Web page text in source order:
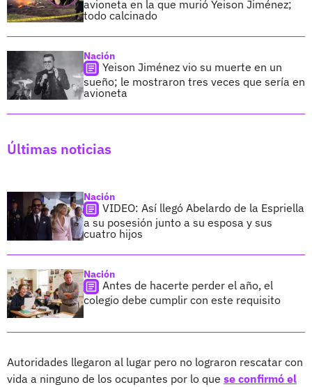
avioneta en la que murió Yeison Jiménez;
todo calcinado
Nación
Yeison Jiménez vio su muerte en un
sueño; le mostraron tres veces que sería en
avioneta
Últimas noticias
Nación
VIDEO: Así llegó Abelardo de la Espriella
a su posesión junto a su esposa y sus
cuatro hijos
Nación
Antes de hacerte perder el año, el
colegio debe cumplir con este requisito
Autoridades llegaron al lugar pero no lograron rescatar con
vida a ninguno de los ocupantes por lo que se confirmó el